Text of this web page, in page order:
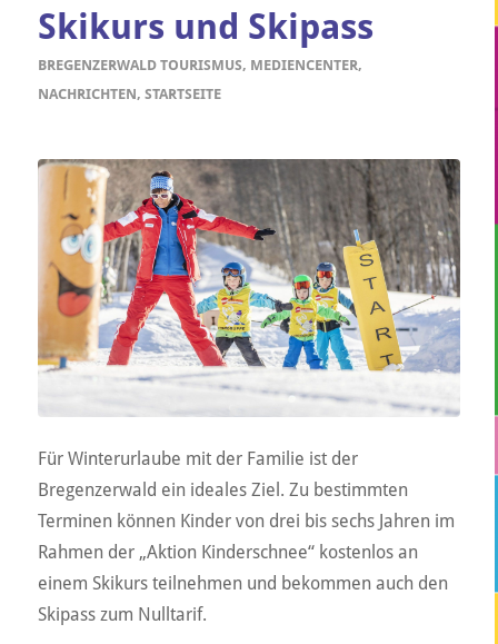
Skikurs und Skipass
BREGENZERWALD TOURISMUS, MEDIENCENTER,
NACHRICHTEN, STARTSEITE
Für Winterurlaube mit der Familie ist der
Bregenzerwald ein ideales Ziel. Zu bestimmten
Terminen können Kinder von drei bis sechs Jahren im
Rahmen der „Aktion Kinderschnee“ kostenlos an
einem Skikurs teilnehmen und bekommen auch den
Skipass zum Nulltarif.